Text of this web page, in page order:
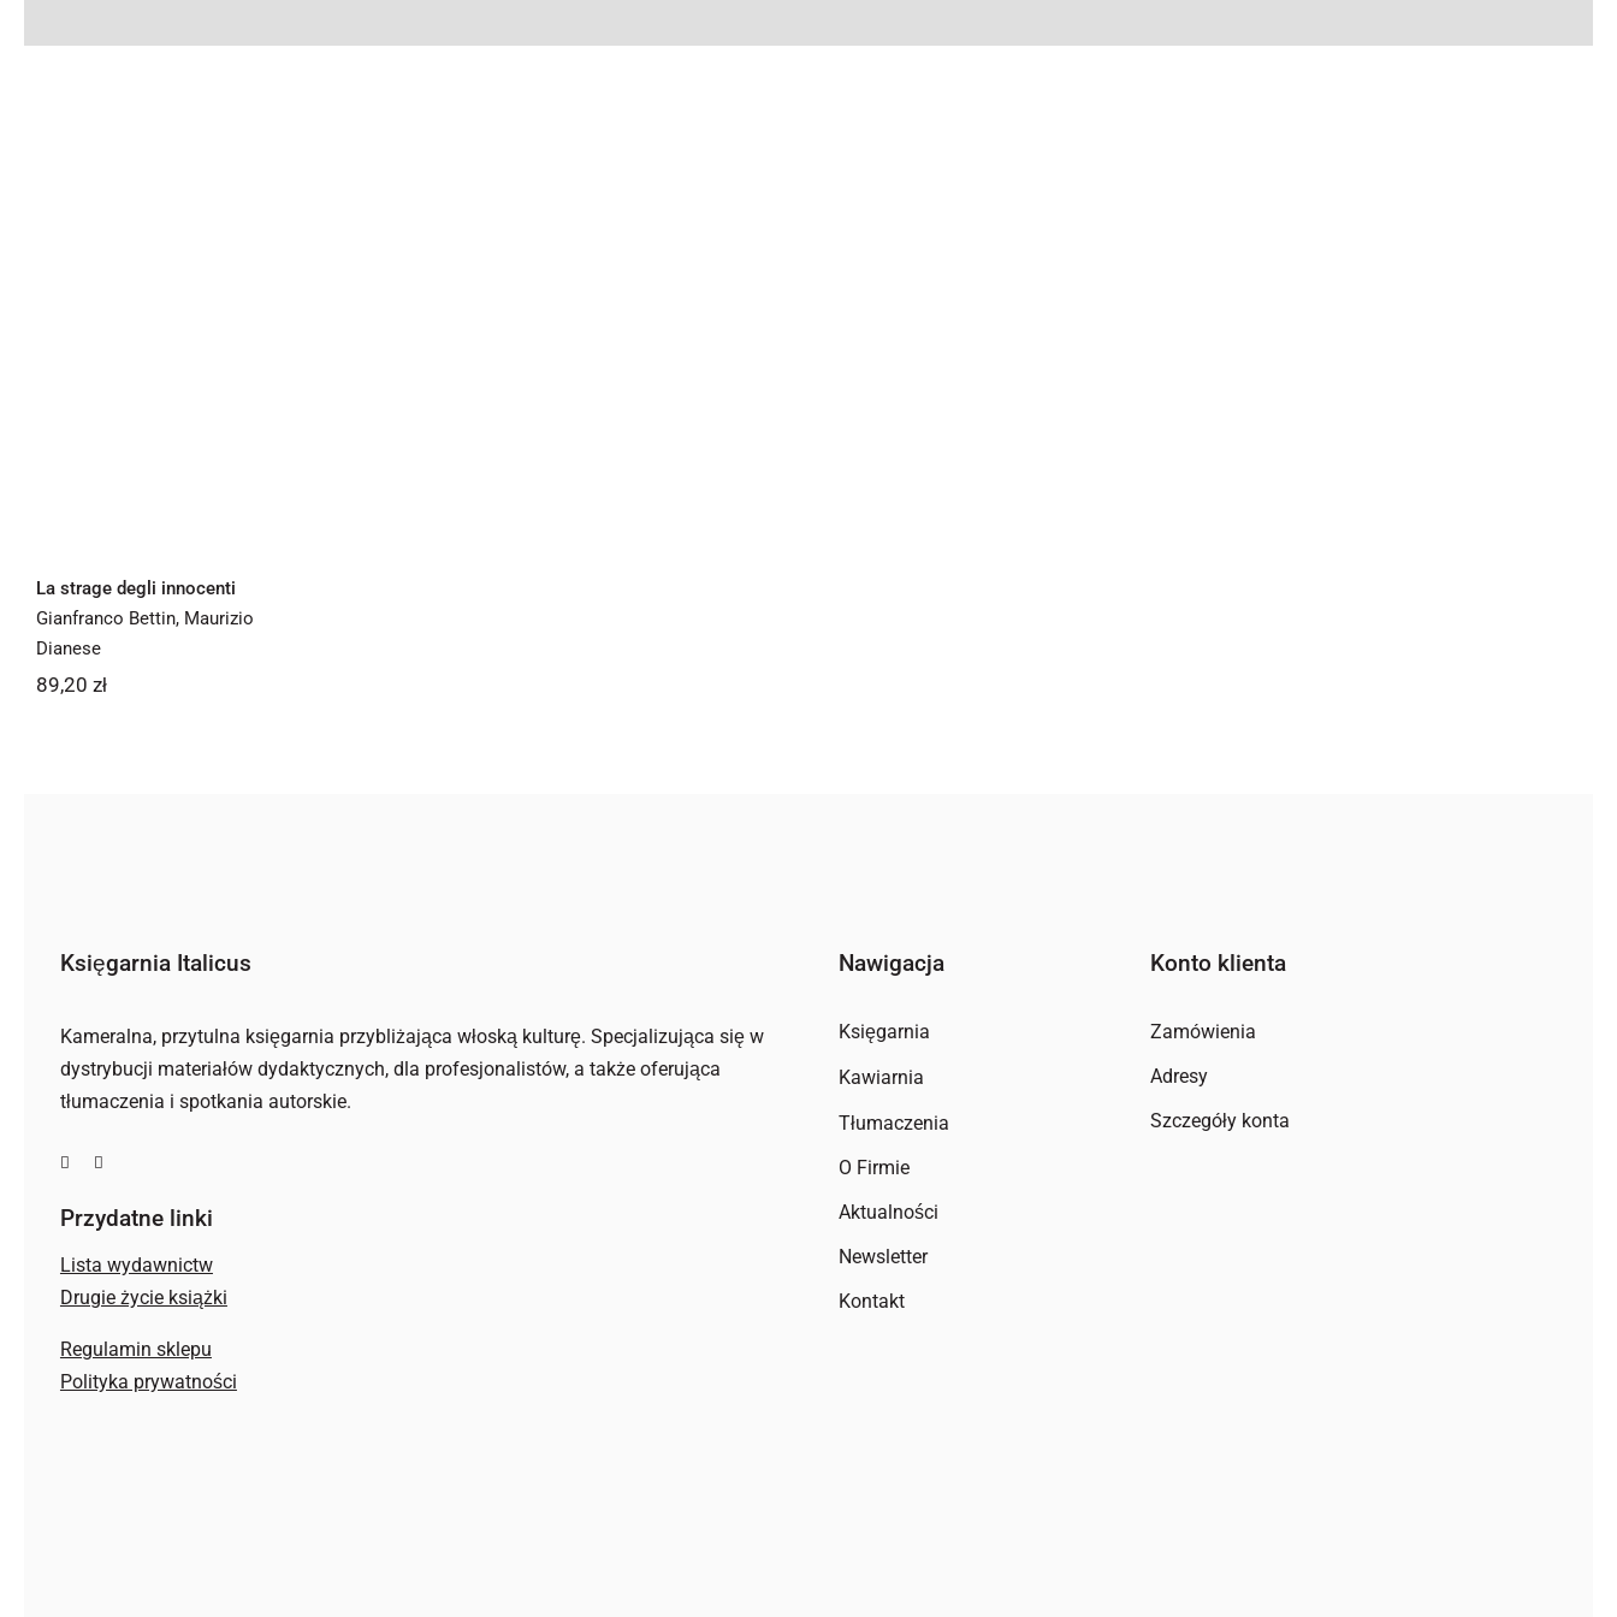
La strage degli innocenti
Gianfranco Bettin, Maurizio
Dianese
89,20 zł
Księgarnia Italicus
Kameralna, przytulna księgarnia przybliżająca włoską kulturę. Specjalizująca się w
dystrybucji materiałów dydaktycznych, dla profesjonalistów, a także oferująca
tłumaczenia i spotkania autorskie.
Przydatne linki
Lista wydawnictw
Drugie życie książki
Regulamin sklepu
Polityka prywatności
Nawigacja
Księgarnia
Kawiarnia
Tłumaczenia
O Firmie
Aktualności
Newsletter
Kontakt
Konto klienta
Zamówienia
Adresy
Szczegóły konta